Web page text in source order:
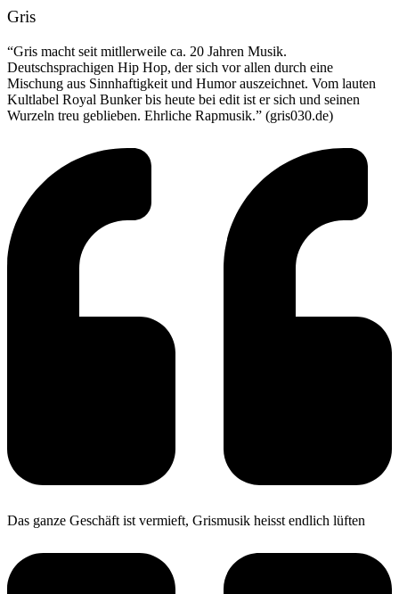
Gris
“Gris macht seit mitllerweile ca. 20 Jahren Musik.
Deutschsprachigen Hip Hop, der sich vor allen durch eine
Mischung aus Sinnhaftigkeit und Humor auszeichnet. Vom lauten
Kultlabel Royal Bunker bis heute bei edit ist er sich und seinen
Wurzeln treu geblieben. Ehrliche Rapmusik.” (gris030.de)
Das ganze Geschäft ist vermieft, Grismusik heisst endlich lüften